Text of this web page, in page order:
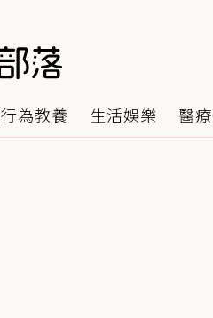
行為教養 生活娛樂 醫